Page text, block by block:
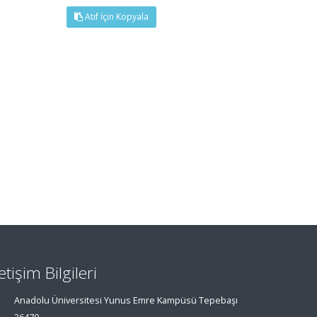
Atıf İçin Kopyala
Bilgileri
Anadolu Üniversitesi Yunus Emre Kampüsü Tepebaşı